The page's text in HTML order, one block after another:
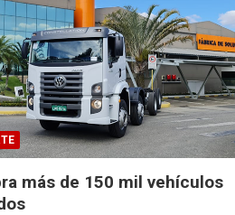
más de 150 mil vehículos